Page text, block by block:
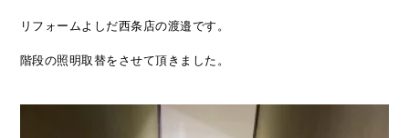
リフォームよしだ西条店の渡邉です。
階段の照明取替をさせて頂きました。